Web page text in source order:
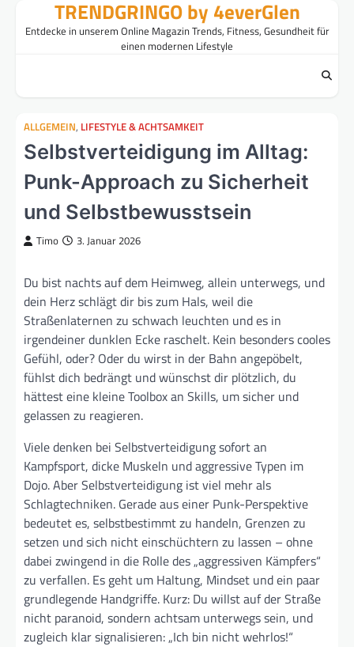
TRENDGRINGO by 4everGlen
Entdecke in unserem Online Magazin Trends, Fitness, Gesundheit für
einen modernen Lifestyle
ALLGEMEIN, LIFESTYLE & ACHTSAMKEIT
Selbstverteidigung im Alltag:
Punk-Approach zu Sicherheit
und Selbstbewusstsein
Timo 3. Januar 2026
Du bist nachts auf dem Heimweg, allein unterwegs, und
dein Herz schlägt dir bis zum Hals, weil die
Straßenlaternen zu schwach leuchten und es in
irgendeiner dunklen Ecke raschelt. Kein besonders cooles
Gefühl, oder? Oder du wirst in der Bahn angepöbelt,
fühlst dich bedrängt und wünschst dir plötzlich, du
hättest eine kleine Toolbox an Skills, um sicher und
gelassen zu reagieren.
Viele denken bei Selbstverteidigung sofort an
Kampfsport, dicke Muskeln und aggressive Typen im
Dojo. Aber Selbstverteidigung ist viel mehr als
Schlagtechniken. Gerade aus einer Punk-Perspektive
bedeutet es, selbstbestimmt zu handeln, Grenzen zu
setzen und sich nicht einschüchtern zu lassen – ohne
dabei zwingend in die Rolle des „aggressiven Kämpfers“
zu verfallen. Es geht um Haltung, Mindset und ein paar
grundlegende Handgriffe. Kurz: Du willst auf der Straße
nicht paranoid, sondern achtsam unterwegs sein, und
zugleich klar signalisieren: „Ich bin nicht wehrlos!“